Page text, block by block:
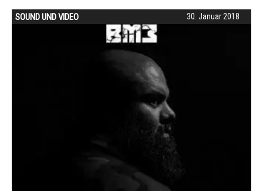
30. Januar 2018
SOUND UND VIDEO